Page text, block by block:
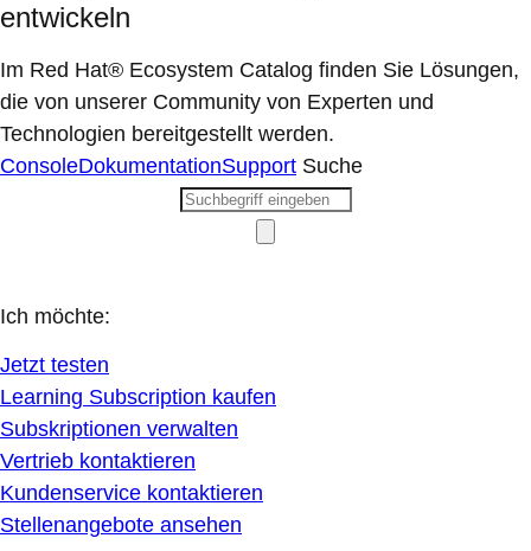
entwickeln
Im Red Hat® Ecosystem Catalog finden Sie Lösungen,
die von unserer Community von Experten und
Technologien bereitgestellt werden.
ConsoleDokumentationSupport Suche
Ich möchte:
Jetzt testen
Learning Subscription kaufen
Subskriptionen verwalten
Vertrieb kontaktieren
Kundenservice kontaktieren
Stellenangebote ansehen